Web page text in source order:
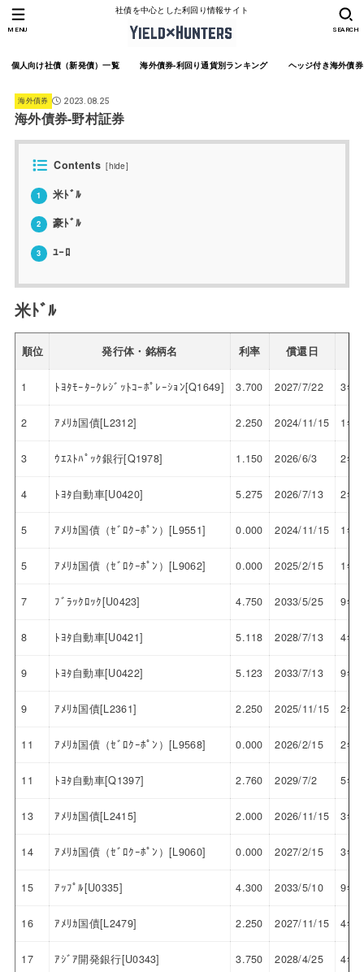
社債を中心とした利回り情報サイト
個人向け社債（新発債）一覧 海外債券-利回り通貨別ランキング ヘッジ付き海外債
SEARCH
MENU
海外債券 2023.08.25
海外債券-野村証券
Contents [hide]
1 米ﾄﾞﾙ
2 豪ﾄﾞﾙ
3 ﾕｰﾛ
米ﾄﾞﾙ
順位 発行体・銘柄名 利率 償還日
1 ﾄﾖﾀﾓｰﾀｰｸﾚｼﾞｯﾄｺｰﾎﾟﾚｰｼｮﾝ[Q1649] 3.700 2027/7/22 3年
2 ｱﾒﾘｶ国債[L2312] 2.250 2024/11/15 1年
3 ｳｴｽﾄﾊﾟｯｸ銀行[Q1978] 1.150 2026/6/3 2年
4 ﾄﾖﾀ自動車[U0420] 5.275 2026/7/13 2年
5 ｱﾒﾘｶ国債（ｾﾞﾛｸｰﾎﾟﾝ）[L9551] 0.000 2024/11/15 1年
5 ｱﾒﾘｶ国債（ｾﾞﾛｸｰﾎﾟﾝ）[L9062] 0.000 2025/2/15 1年
7 ﾌﾞﾗｯｸﾛｯｸ[U0423] 4.750 2033/5/25 9年
8 ﾄﾖﾀ自動車[U0421] 5.118 2028/7/13 4年
9 ﾄﾖﾀ自動車[U0422] 5.123 2033/7/13 9年
9 ｱﾒﾘｶ国債[L2361] 2.250 2025/11/15 2年
11 ｱﾒﾘｶ国債（ｾﾞﾛｸｰﾎﾟﾝ）[L9568] 0.000 2026/2/15 2年
11 ﾄﾖﾀ自動車[Q1397] 2.760 2029/7/2 5年
13 ｱﾒﾘｶ国債[L2415] 2.000 2026/11/15 3年
14 ｱﾒﾘｶ国債（ｾﾞﾛｸｰﾎﾟﾝ）[L9060] 0.000 2027/2/15 3年
15 ｱｯﾌﾟﾙ[U0335] 4.300 2033/5/10 9年
16 ｱﾒﾘｶ国債[L2479] 2.250 2027/11/15 4年
17 ｱｼﾞｱ開発銀行[U0343] 3.750 2028/4/25 4年